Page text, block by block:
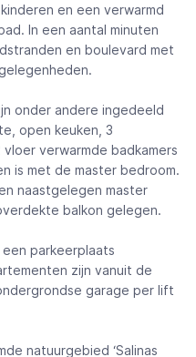
en een verwarmd
In een aantal minuten
en boulevard met
onder andere ingedeeld
open keuken, 3
verwarmde badkamers
is met de master bedroom.
naastgelegen master
balkon gelegen.
parkeerplaats
zijn vanuit de
garage per lift
natuurgebied ‘Salinas